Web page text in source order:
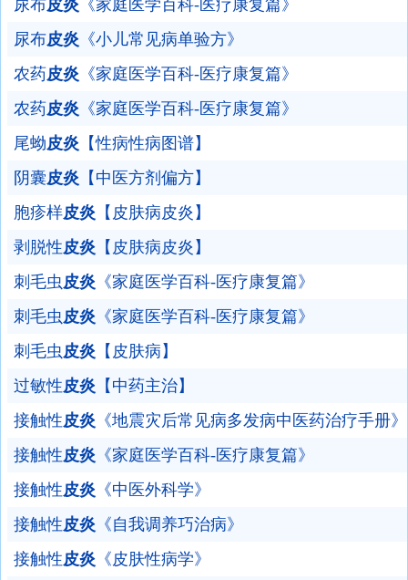
尿布皮炎 《家庭医学百科-医疗康复篇》
尿布皮炎 《小儿常见病单验方》
农药皮炎 《家庭医学百科-医疗康复篇》
农药皮炎 《家庭医学百科-医疗康复篇》
尾蚴皮炎 【性病性病图谱】
阴囊皮炎 【中医方剂偏方】
胞疹样皮炎 【皮肤病皮炎】
剥脱性皮炎 【皮肤病皮炎】
刺毛虫皮炎 《家庭医学百科-医疗康复篇》
刺毛虫皮炎 《家庭医学百科-医疗康复篇》
刺毛虫皮炎 【皮肤病】
过敏性皮炎 【中药主治】
接触性皮炎 《地震灾后常见病多发病中医药治疗手册》
接触性皮炎 《家庭医学百科-医疗康复篇》
接触性皮炎 《中医外科学》
接触性皮炎 《自我调养巧治病》
接触性皮炎 《皮肤性病学》